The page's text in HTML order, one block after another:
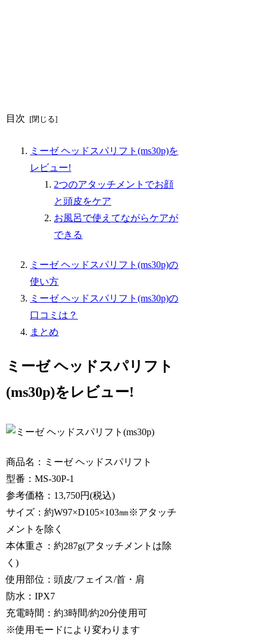
目次
ミーゼ ヘッドスパリフト(ms30p)を
レビュー!
2つのアタッチメントでお顔
と頭皮をケア
お風呂で使えてながらケアが
できる
ミーゼ ヘッドスパリフト(ms30p)の
使い方
ミーゼ ヘッドスパリフト(ms30p)の
口コミは？
まとめ
ミーゼ ヘッドスパリフト
(ms30p)をレビュー!
商品名：ミーゼ ヘッドスパリフト
型番：MS-30P-1
参考価格：13,750円(税込)
サイズ：約W97×D105×103㎜※アタッチ
メントを除く
本体重さ：約287g(アタッチメントは除
く)
使用部位：頭皮/フェイス/首・肩
防水：IPX7
充電時間：約3時間/約20分使用可
※使用モードにより変わります